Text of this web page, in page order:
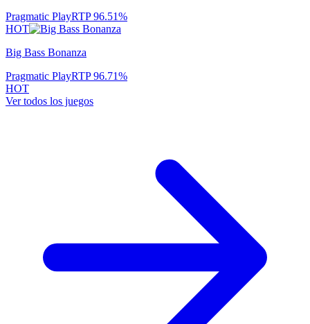
Pragmatic PlayRTP96.51%
HOT
Big Bass Bonanza
Pragmatic PlayRTP96.71%
HOT
Ver todos los juegos